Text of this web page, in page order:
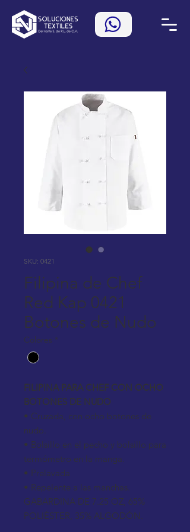
SKU: 0421
Filipina de Chef
Red Kap 0421
Botones de Nudo
Colores *
FILIPINA PARA CHEF CON OCHO
BOTONES DE NUDO
• Cruzada, con ocho botones de
nudo.
• Bolsillo en el pecho y bolsillo para
termómetro en la manga.
• Prelavada
• Repelente a las manchas.
GABARDINA DE 7.25 OZ, 65%
POLIÉSTER, 35% ALGODÓN.